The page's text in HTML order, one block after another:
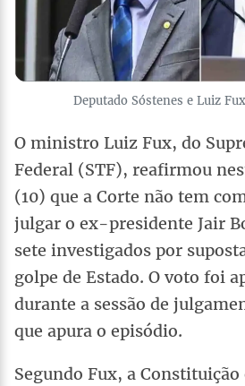
Deputado Sóstenes e Luiz
O ministro Luiz Fux, do
Federal (STF), reafirmou
(10) que a Corte não tem
julgar o ex-presidente Jair
sete investigados por
golpe de Estado. O voto foi
durante a sessão de
que apura o episódio.
Segundo Fux, a